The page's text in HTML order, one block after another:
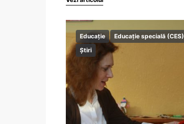
Educație Educație specială (CES)
Știri